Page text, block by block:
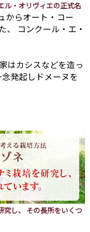
ル・オリヴィエの正式名
からオート・コー
、 コンクール・エ・
はカシスなどを造っ
発起しドメーヌを
究し、 その長所をいくつ